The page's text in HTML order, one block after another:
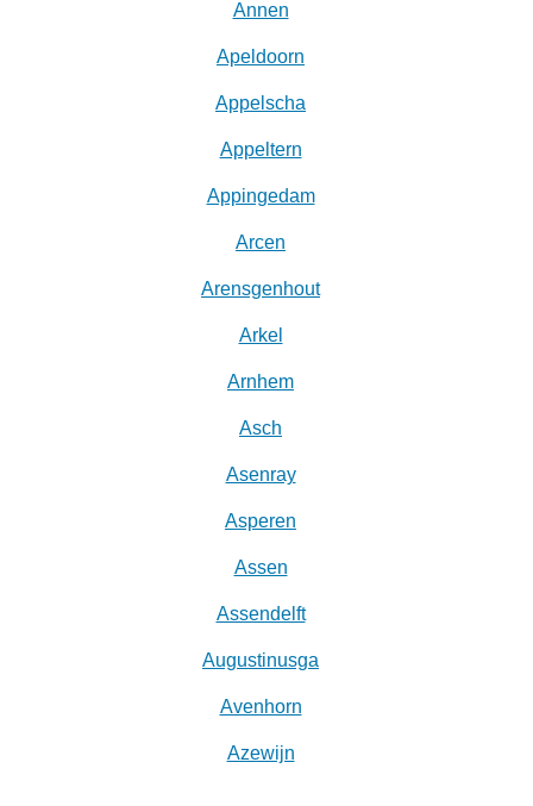
Annen
Apeldoorn
Appelscha
Appeltern
Appingedam
Arcen
Arensgenhout
Arkel
Arnhem
Asch
Asenray
Asperen
Assen
Assendelft
Augustinusga
Avenhorn
Azewijn